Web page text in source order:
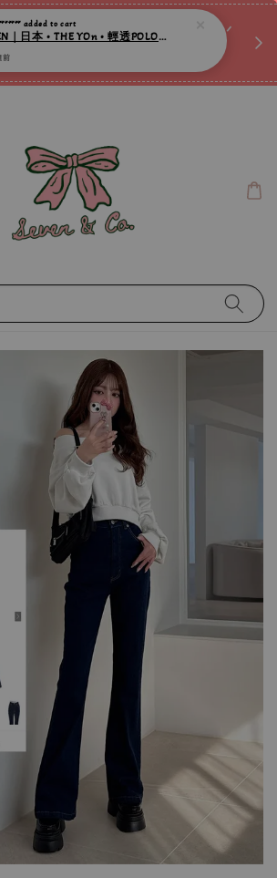
的『水晶手鍊』嗎ꕀ♡ 私訊我們.ᐟ.ᐟ
📣Instagram 這邊按下去
SEVEN｜日本 • THE YOn • 輕透POLO針織兩件set ღ
前